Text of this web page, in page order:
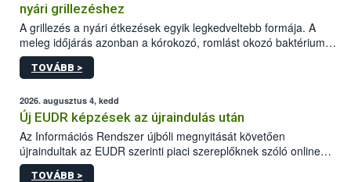
nyári grillezéshez
A grillezés a nyári étkezések egyik legkedveltebb formája. A
meleg időjárás azonban a kórokozó, romlást okozó baktériumok
gyorsabb szaporodásának is kedvez. A szabadtéri sütögetés
ezért nem csupán a megfelelő sütési technikáról szól: legalább
higiéniai szabályok betartása, a megfelelő hőkezelés, valamint a
maradékok szakszerű tárolása. A Nemzeti Élelmiszerlánc-
biztonsági Hivatal (Nébih) Oktatási Programja összegyűjtötte a
biztonságos grillezés legfontosabb tudnivalóit.
TOVÁBB >
2026. augusztus 4, kedd
Új EUDR képzések az újraindulás után
Az Információs Rendszer újbóli megnyitását követően
újraindultak az EUDR szerinti piaci szereplőknek szóló online
képzések.
TOVÁBB >